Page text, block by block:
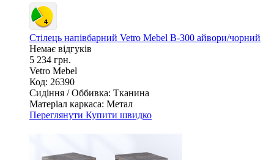
Стілець напівбарний Vetro Mebel В-300 айвори/чорний
Немає відгуків
5 234 грн.
Vetro Mebel
Код: 26390
Сидіння / Оббивка: Тканина
Матеріал каркаса: Метал
Переглянути Купити швидко